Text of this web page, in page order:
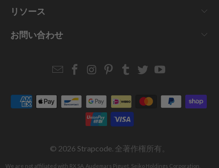
リソース
お問い合わせ
EmailStrapcode
Facebook
Strapcode
Instagram
Strapcode
Pinterest
Strapcode
Tumblr
Strapcode
TwitterYouTube
© 2026 Strapcode. 全著作権所有。
We are not affiliated with RX SA, Audemars Piguet, Seiko Holdings Corporation,